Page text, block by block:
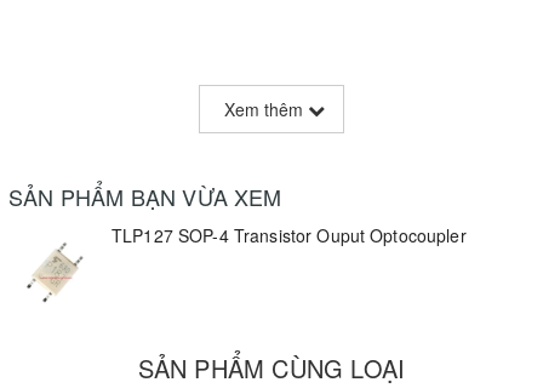
Xem thêm
SẢN PHẨM BẠN VỪA XEM
TLP127 SOP-4 Transistor Ouput Optocoupler
SẢN PHẨM CÙNG LOẠI